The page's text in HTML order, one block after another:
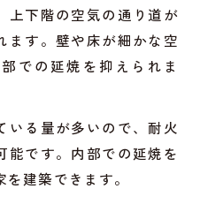
上下階の空気の通り道が
ます。壁や床が細かな空
での延焼を抑えられま
いる量が多いので、耐火
能です。内部での延焼を
建築できます。